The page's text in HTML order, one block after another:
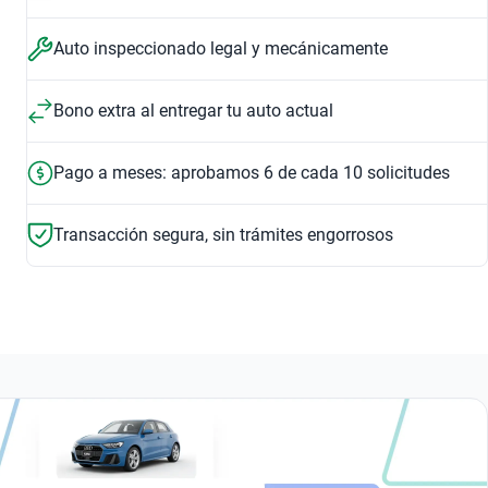
2020 • 60,973 km • Automático
Precio desde
250,999
2020 • 101,133 km • Automático
$ 236,999
Auto inspeccionado legal y mecánicamente
Bono extra al entregar tu auto actual
Pago a meses: aprobamos 6 de cada 10 solicitudes
Transacción segura, sin trámites engorrosos